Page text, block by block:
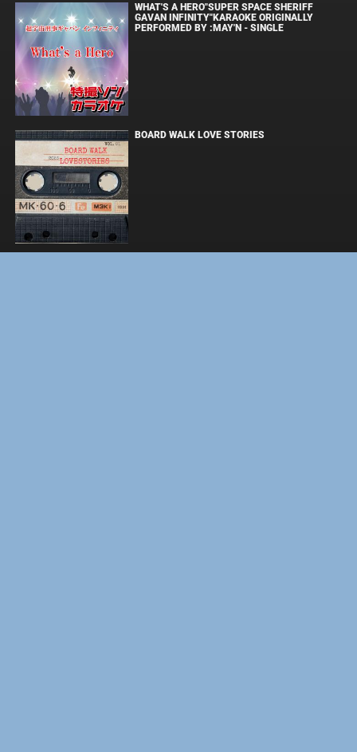
WHAT'S A HERO"SUPER SPACE SHERIFF
GAVAN INFINITY"KARAOKE ORIGINALLY
PERFORMED BY :MAY'N - SINGLE
BOARD WALK LOVE STORIES